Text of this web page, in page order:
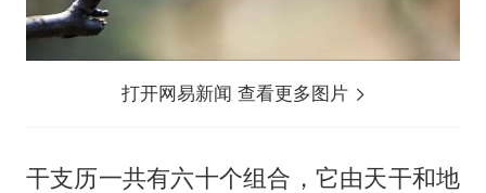
打开网易新闻 查看更多图片
干支历一共有六十个组合，它由天干和地